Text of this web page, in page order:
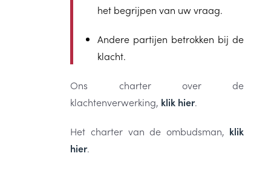
het begrijpen van uw vraag.
Andere partijen betrokken bij de
klacht.
Ons charter over de
klachtenverwerking, klik hier.
Het charter van de ombudsman, klik
hier.